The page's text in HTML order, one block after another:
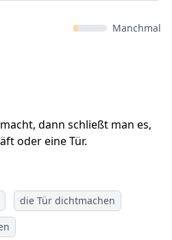
Manchmal
dann schließt man es,
oder eine Tür.
die Tür dichtmachen